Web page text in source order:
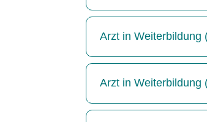
Arzt in Weiterbildung
Arzt in Weiterbildung